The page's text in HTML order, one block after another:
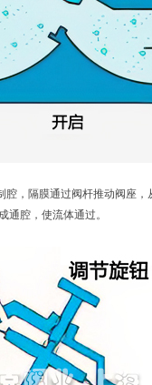
，隔膜通过阀杆推动阀座，
通腔，使流体通过。